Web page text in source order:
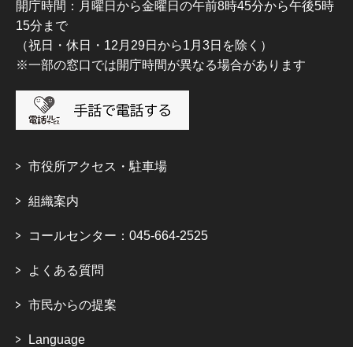
開庁時間：月曜日から金曜日の午前8時45分から午後5時
15分まで
（祝日・休日・12月29日から1月3日を除く）
※一部の窓口では開庁時間が異なる場合があります
市役所アクセス・駐車場
組織案内
コールセンター：045-664-2525
よくある質問
市民からの提案
Language